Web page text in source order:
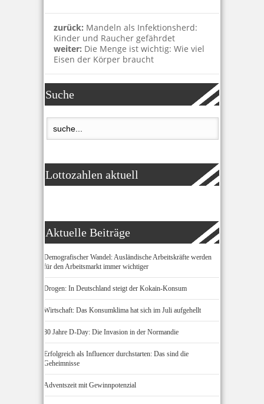
zurück: Mandeln als Infektionsherd:
Kinder und Raucher gefährdet
weiter: Die Menge ist wichtig: Wie viel
Eisen der Körper braucht
Suche
Lottozahlen aktuell
Aktuelle Beiträge
Demografischer Wandel: Ausländische Arbeitskräfte werden
für den Arbeitsmarkt immer wichtiger
Drogen: In Deutschland steigt der Kokain-Konsum
Wirtschaft: Das Konsumklima hat sich im Juli aufgehellt
80 Jahre D-Day: Die Invasion in der Normandie
Erfolgreich als Influencer durchstarten: Das sind die
Geheimnisse
Adventszeit mit Gewinnpotenzial